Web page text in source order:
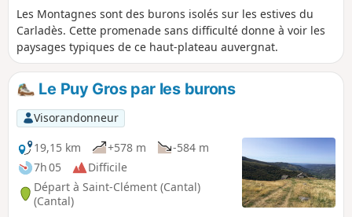
Les Montagnes sont des burons isolés sur les estives du
Carladès. Cette promenade sans difficulté donne à voir les
paysages typiques de ce haut-plateau auvergnat.
Le Puy Gros par les burons
Visorandonneur
19,15 km
+578 m
-584 m
7h 05
Difficile
Départ à Saint-Clément (Cantal)
(Cantal)